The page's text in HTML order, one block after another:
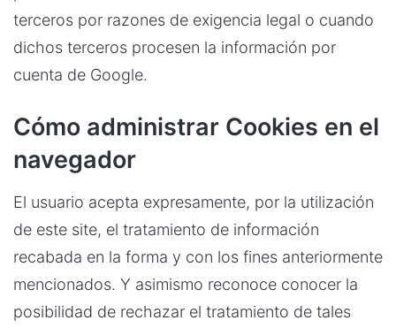
terceros por razones de exigencia legal o cuando
dichos terceros procesen la información por
cuenta de Google.
Cómo administrar Cookies en el
navegador
El usuario acepta expresamente, por la utilización
de este site, el tratamiento de información
recabada en la forma y con los fines anteriormente
mencionados. Y asimismo reconoce conocer la
posibilidad de rechazar el tratamiento de tales